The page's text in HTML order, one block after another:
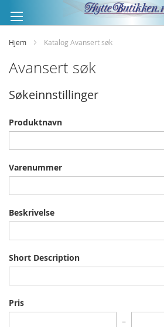
til
innhold
Hjem Katalog Avansert søk
Avansert søk
Søkeinnstillinger
Produktnavn
Varenummer
Beskrivelse
Short Description
Pris